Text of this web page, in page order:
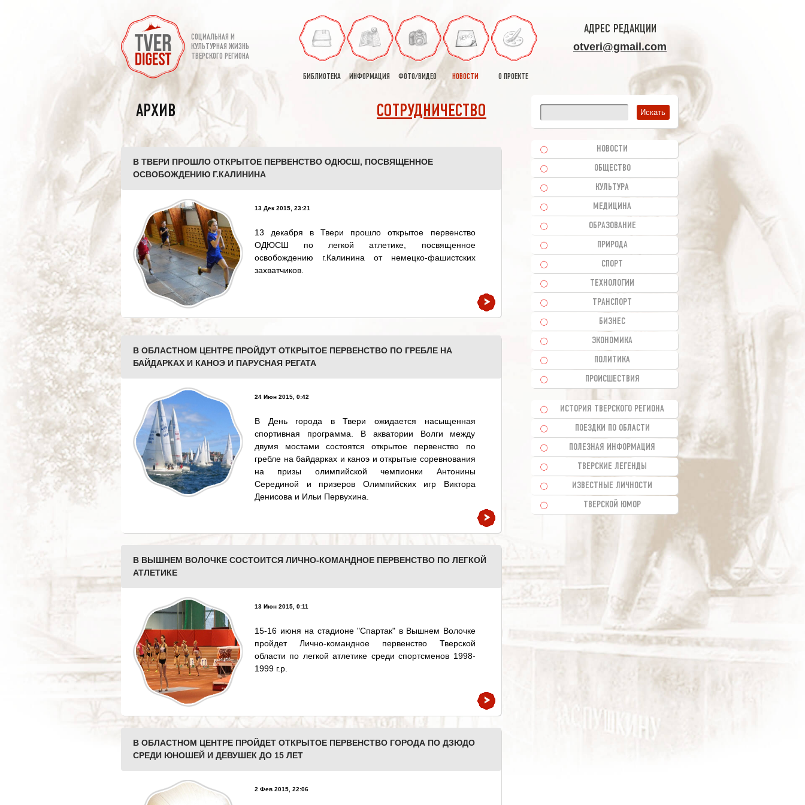
СОЦИАЛЬНАЯ И
КУЛЬТУРНАЯ ЖИЗНЬ
ТВЕРСКОГО РЕГИОНА
БИБЛИОТЕКА ИНФОРМАЦИЯ ФОТО/ВИДЕО НОВОСТИ О ПРОЕКТЕ
АДРЕС РЕДАКЦИИ
otveri@gmail.com
АРХИВ СОТРУДНИЧЕСТВО
В ТВЕРИ ПРОШЛО ОТКРЫТОЕ ПЕРВЕНСТВО ОДЮСШ, ПОСВЯЩЕННОЕ
ОСВОБОЖДЕНИЮ Г.КАЛИНИНА
13 Дек 2015, 23:21
13 декабря в Твери прошло открытое первенство
ОДЮСШ по легкой атлетике, посвященное
освобождению г.Калинина от немецко-фашистских
захватчиков.
В ОБЛАСТНОМ ЦЕНТРЕ ПРОЙДУТ ОТКРЫТОЕ ПЕРВЕНСТВО ПО ГРЕБЛЕ НА
БАЙДАРКАХ И КАНОЭ И ПАРУСНАЯ РЕГАТА
24 Июн 2015, 0:42
В День города в Твери ожидается насыщенная
спортивная программа. В акватории Волги между
двумя мостами состоятся открытое первенство по
гребле на байдарках и каноэ и открытые соревнования
на призы олимпийской чемпионки Антонины
Серединой и призеров Олимпийских игр Виктора
Денисова и Ильи Первухина.
В ВЫШНЕМ ВОЛОЧКЕ СОСТОИТСЯ ЛИЧНО-КОМАНДНОЕ ПЕРВЕНСТВО ПО ЛЕГКОЙ
АТЛЕТИКЕ
13 Июн 2015, 0:11
15-16 июня на стадионе "Спартак" в Вышнем Волочке
пройдет Лично-командное первенство Тверской
области по легкой атлетике среди спортсменов 1998-
1999 г.р.
В ОБЛАСТНОМ ЦЕНТРЕ ПРОЙДЕТ ОТКРЫТОЕ ПЕРВЕНСТВО ГОРОДА ПО ДЗЮДО
СРЕДИ ЮНОШЕЙ И ДЕВУШЕК ДО 15 ЛЕТ
2 Фев 2015, 22:06
НОВОСТИ
ОБЩЕСТВО
КУЛЬТУРА
МЕДИЦИНА
ОБРАЗОВАНИЕ
ПРИРОДА
СПОРТ
ТЕХНОЛОГИИ
ТРАНСПОРТ
БИЗНЕС
ЭКОНОМИКА
ПОЛИТИКА
ПРОИСШЕСТВИЯ
ИСТОРИЯ ТВЕРСКОГО РЕГИОНА
ПОЕЗДКИ ПО ОБЛАСТИ
ПОЛЕЗНАЯ ИНФОРМАЦИЯ
ТВЕРСКИЕ ЛЕГЕНДЫ
ИЗВЕСТНЫЕ ЛИЧНОСТИ
ТВЕРСКОЙ ЮМОР